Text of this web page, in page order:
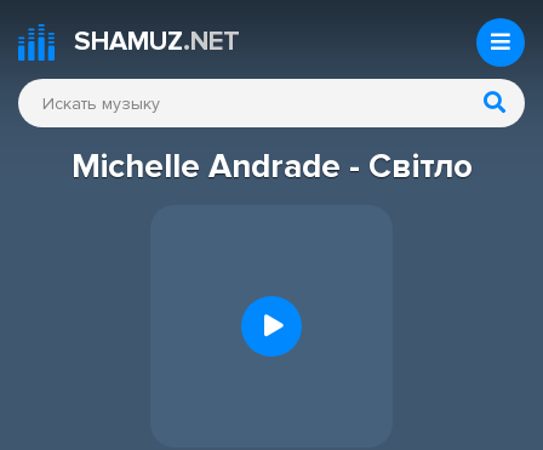
SHAMUZ.NET
Michelle Andrade - Свiтло